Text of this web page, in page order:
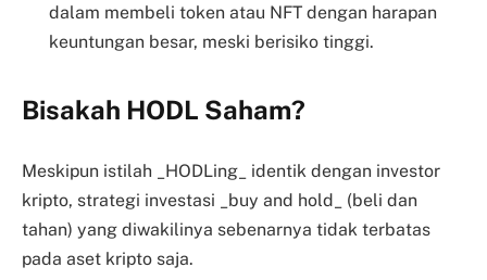
dalam membeli token atau NFT dengan harapan
keuntungan besar, meski berisiko tinggi.
Bisakah HODL Saham?
Meskipun istilah _HODLing_ identik dengan investor
kripto, strategi investasi _buy and hold_ (beli dan
tahan) yang diwakilinya sebenarnya tidak terbatas
pada aset kripto saja.